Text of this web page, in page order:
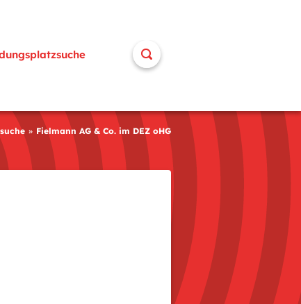
Fielmann AG & Co. im DEZ oHG